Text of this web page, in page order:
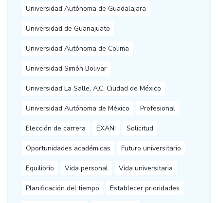
Universidad Autónoma de Guadalajara
Universidad de Guanajuato
Universidad Autónoma de Colima
Universidad Simón Bolivar
Universidad La Salle, A.C. Ciudad de México
Universidad Autónoma de México Profesional
Elección de carrera EXANI Solicitud
Oportunidades académicas Futuro universitario
Equilibrio Vida personal Vida universitaria
Planificación del tiempo Establecer prioridades